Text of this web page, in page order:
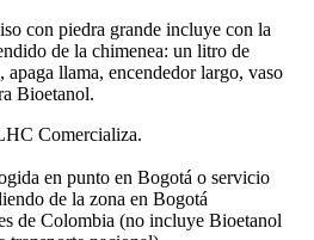
con piedra grande incluye con la
de la chimenea: un litro de
llama, encendedor largo, vaso
Bioetanol.
Comercializa.
en punto en Bogotá o servicio
de la zona en Bogotá
de Colombia (no incluye Bioetanol